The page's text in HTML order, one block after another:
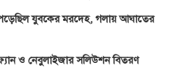
যুবকের মরদেহ, গলায় আঘাতের
ফ্যান ও নেবুলাইজার সলিউশন বিতরণ